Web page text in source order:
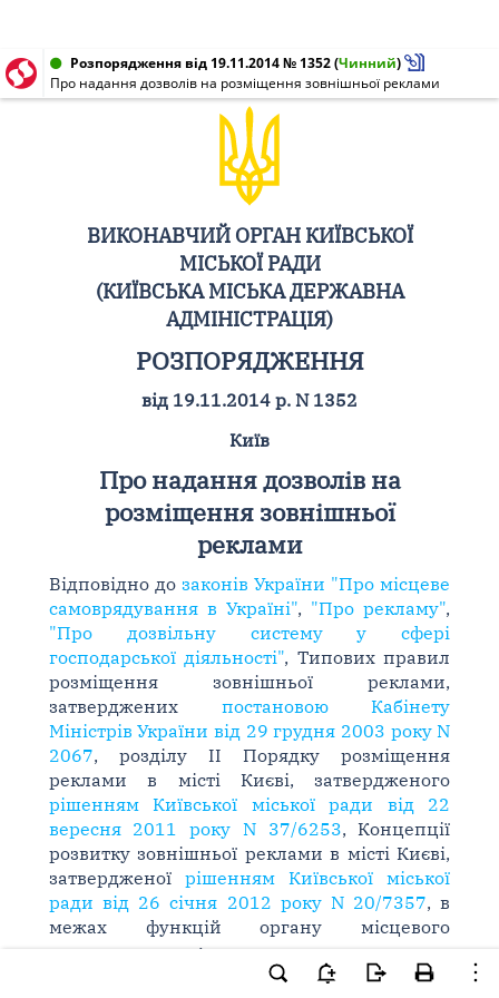
Розпорядження від 19.11.2014 № 1352(Чинний)
Про надання дозволів на розміщення зовнішньої реклами
ВИКОНАВЧИЙ ОРГАН КИЇВСЬКОЇ
МІСЬКОЇ РАДИ
(КИЇВСЬКА МІСЬКА ДЕРЖАВНА
АДМІНІСТРАЦІЯ)
РОЗПОРЯДЖЕННЯ
від 19.11.2014 р. N 1352
Київ
Про надання дозволів на
розміщення зовнішньої
реклами
Відповідно до законів України "Про місцеве
самоврядування в Україні", "Про рекламу",
"Про дозвільну систему у сфері
господарської діяльності", Типових правил
розміщення зовнішньої реклами,
затверджених постановою Кабінету
Міністрів України від 29 грудня 2003 року N
2067, розділу II Порядку розміщення
реклами в місті Києві, затвердженого
рішенням Київської міської ради від 22
вересня 2011 року N 37/6253, Концепції
розвитку зовнішньої реклами в місті Києві,
затвердженої рішенням Київської міської
ради від 26 січня 2012 року N 20/7357, в
межах функцій органу місцевого
самоврядування: